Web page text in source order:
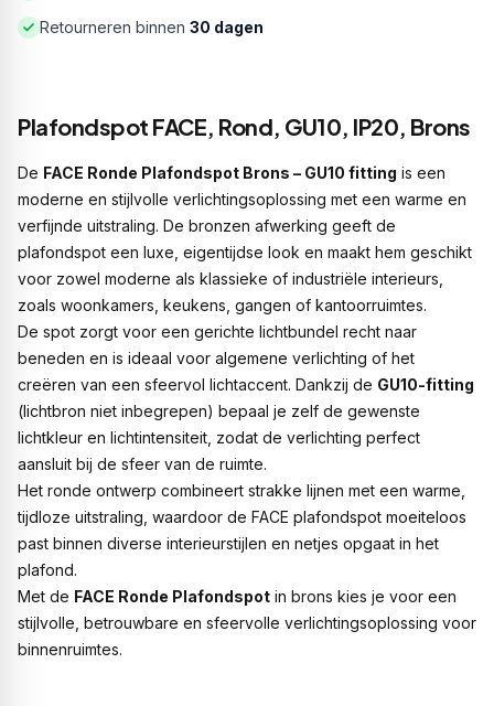
Retourneren binnen 30 dagen
Plafondspot FACE, Rond, GU10, IP20, Brons
De FACE Ronde Plafondspot Brons – GU10 fitting is een
moderne en stijlvolle verlichtingsoplossing met een warme en
verfijnde uitstraling. De bronzen afwerking geeft de
plafondspot een luxe, eigentijdse look en maakt hem geschikt
voor zowel moderne als klassieke of industriële interieurs,
zoals woonkamers, keukens, gangen of kantoorruimtes.
De spot zorgt voor een gerichte lichtbundel recht naar
beneden en is ideaal voor algemene verlichting of het
creëren van een sfeervol lichtaccent. Dankzij de GU10-fitting
(lichtbron niet inbegrepen) bepaal je zelf de gewenste
lichtkleur en lichtintensiteit, zodat de verlichting perfect
aansluit bij de sfeer van de ruimte.
Het ronde ontwerp combineert strakke lijnen met een warme,
tijdloze uitstraling, waardoor de FACE plafondspot moeiteloos
past binnen diverse interieurstijlen en netjes opgaat in het
plafond.
Met de FACE Ronde Plafondspot in brons kies je voor een
stijlvolle, betrouwbare en sfeervolle verlichtingsoplossing voor
binnenruimtes.